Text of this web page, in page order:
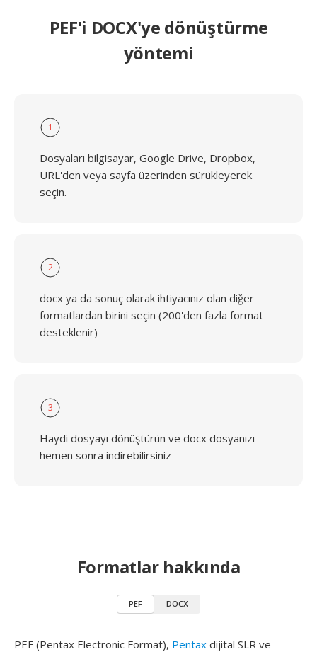
PEF'i DOCX'ye dönüştürme
yöntemi
1
Dosyaları bilgisayar, Google Drive, Dropbox,
URL'den veya sayfa üzerinden sürükleyerek
seçin.
2
docx ya da sonuç olarak ihtiyacınız olan diğer
formatlardan birini seçin (200'den fazla format
desteklenir)
3
Haydi dosyayı dönüştürün ve docx dosyanızı
hemen sonra indirebilirsiniz
Formatlar hakkında
PEF DOCX
PEF (Pentax Electronic Format), Pentax dijital SLR ve